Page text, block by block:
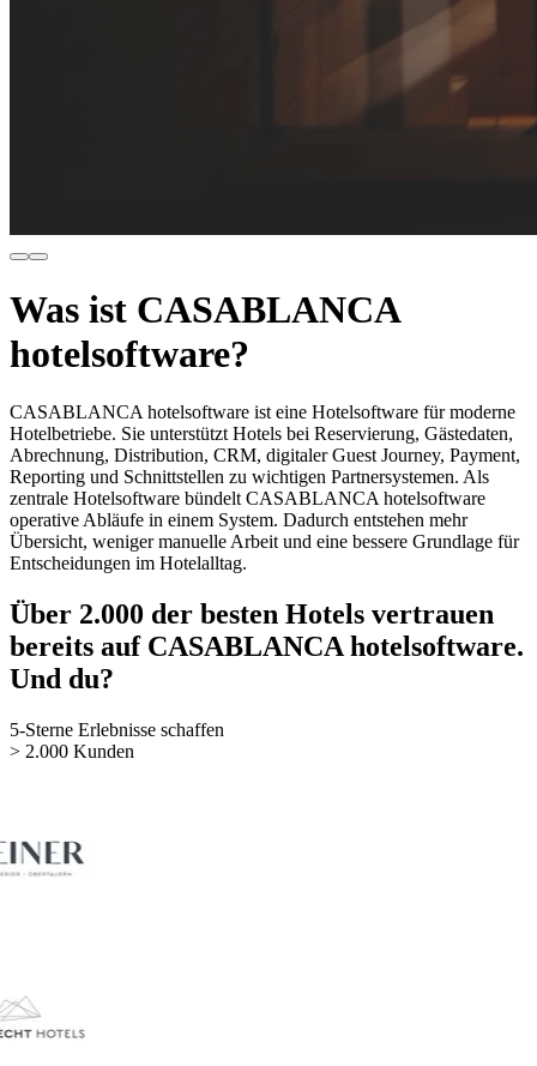
Was ist CASABLANCA
hotelsoftware?
CASABLANCA hotelsoftware ist eine Hotelsoftware für moderne
Hotelbetriebe. Sie unterstützt Hotels bei Reservierung, Gästedaten,
Abrechnung, Distribution, CRM, digitaler Guest Journey, Payment,
Reporting und Schnittstellen zu wichtigen Partnersystemen. Als
zentrale Hotelsoftware bündelt CASABLANCA hotelsoftware
operative Abläufe in einem System. Dadurch entstehen mehr
Übersicht, weniger manuelle Arbeit und eine bessere Grundlage für
Entscheidungen im Hotelalltag.
Über 2.000 der besten Hotels vertrauen
bereits auf CASABLANCA hotelsoftware.
Und du?
5-Sterne Erlebnisse schaffen
> 2.000 Kunden